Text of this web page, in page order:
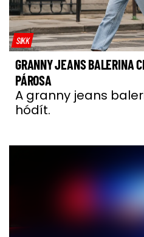
SIKK
GRANNY JEANS BALERINA
PÁROSA
A granny jeans
hódít.